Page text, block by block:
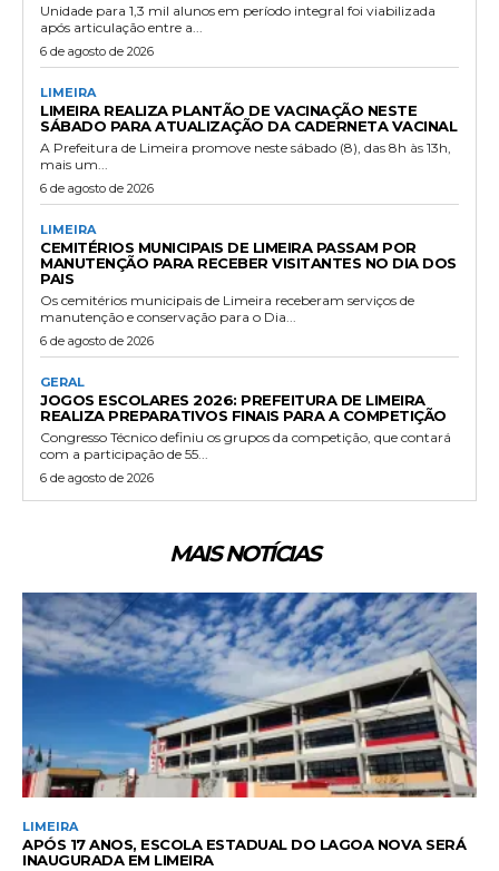
Unidade para 1,3 mil alunos em período integral foi viabilizada
após articulação entre a...
6 de agosto de 2026
LIMEIRA
LIMEIRA REALIZA PLANTÃO DE VACINAÇÃO NESTE
SÁBADO PARA ATUALIZAÇÃO DA CADERNETA VACINAL
A Prefeitura de Limeira promove neste sábado (8), das 8h às 13h,
mais um...
6 de agosto de 2026
LIMEIRA
CEMITÉRIOS MUNICIPAIS DE LIMEIRA PASSAM POR
MANUTENÇÃO PARA RECEBER VISITANTES NO DIA DOS
PAIS
Os cemitérios municipais de Limeira receberam serviços de
manutenção e conservação para o Dia...
6 de agosto de 2026
GERAL
JOGOS ESCOLARES 2026: PREFEITURA DE LIMEIRA
REALIZA PREPARATIVOS FINAIS PARA A COMPETIÇÃO
Congresso Técnico definiu os grupos da competição, que contará
com a participação de 55...
6 de agosto de 2026
MAIS NOTÍCIAS
LIMEIRA
APÓS 17 ANOS, ESCOLA ESTADUAL DO LAGOA NOVA SERÁ
INAUGURADA EM LIMEIRA